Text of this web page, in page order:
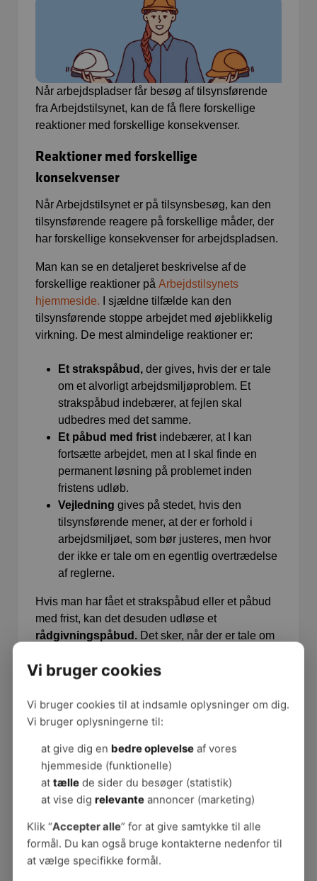
Når arbejdspladser får besøg af tilsynsførende
fra Arbejdstilsynet, kan de få flere forskellige
reaktioner med forskellige konsekvenser.
Reaktioner med forskellige
konsekvenser
Når Arbejdstilsynet er på tilsynsbesøg, kan den
tilsynsførende reagere på forskellige måder, der
har forskellige konsekvenser for arbejdspladsen.
Man kan se en detaljeret beskrivelse af de
forskellige reaktioner på Arbejdstilsynets
hjemmeside. I sjældne tilfælde kan den
tilsynsførende stoppe arbejdet med øjeblikkelig
virkning. De mest almindelige reaktioner er:
Et strakspåbud, der gives, hvis der er tale
om et alvorligt arbejdsmiljøproblem. Et
strakspåbud indebærer, at fejlen skal
udbedres med det samme.
Et påbud med frist indebærer, at I kan
fortsætte arbejdet, men at I skal finde en
permanent løsning på problemet inden
fristens udløb.
Vejledning gives på stedet, hvis den
tilsynsførende mener, at der er forhold i
arbejdsmiljøet, som bør justeres, men hvor
der ikke er tale om en egentlig overtrædelse
af reglerne.
Hvis man har fået et strakspåbud eller et påbud
med frist, kan det desuden udløse et
rådgivningspåbud. Det sker, når der er tale om
vanskeligt at løse - fx omkring psykisk
skal så bruge et autoriseret rådgivningsfirma til at
forebygge og løse problemerne.
Smiley-ordningen er nedlagt
Siden februar 2024 er den tidligere
smileyordning i Arbejdstilsynet erstattet af en ny
betyder, at virksomheder ikke længere bliver
tildelt en rød, gul eller grøn smiley efter et
tilsynsbesøg.
Vi bruger cookies
Vi bruger cookies til at indsamle oplysninger om dig.
Vi bruger oplysningerne til:
at give dig en bedre oplevelseaf vores
hjemmeside (funktionelle)
at tællede sider du besøger (statistik)
at vise dig relevanteannoncer (marketing)
Klik “Accepter alle” for at give samtykke til alle
formål. Du kan også bruge kontakterne nedenfor til
at vælge specifikke formål.